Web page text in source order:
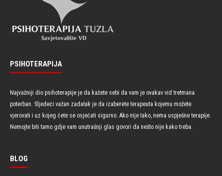
PSIHOTERAPIJA
Najvažniji dio psihoterapije je da kažete sebi da vam je ovakav vid tretmana
poterban. Sljedeći važan zadatak je da izaberete terapeuta kojemu možete
vjerovati i uz kojeg ćete se osjećati sigurno. Ako nije tako, nema uspješne terapije.
Nemojte biti tamo gdje vam unutrašnji glas govori da nešto nije kako treba.
BLOG